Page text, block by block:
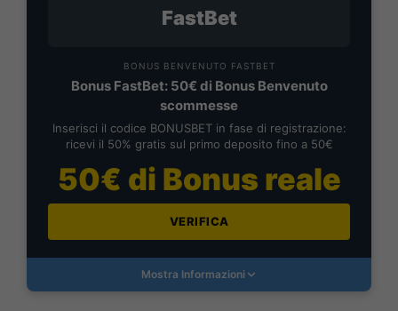
FastBet
BONUS BENVENUTO FASTBET
Bonus FastBet: 50€ di Bonus Benvenuto
scommesse
Inserisci il codice BONUSBET in fase di registrazione:
ricevi il 50% gratis sul primo deposito fino a 50€
50€ di Bonus reale
VERIFICA
Mostra Informazioni